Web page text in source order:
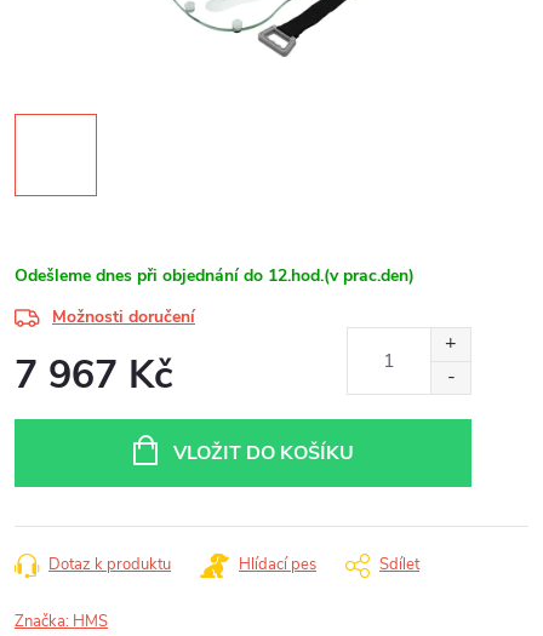
Odešleme dnes při objednání do 12.hod.(v prac.den)
Možnosti doručení
7 967 Kč
VLOŽIT DO KOŠÍKU
Dotaz k produktu Hlídací pes Sdílet
Značka: HMS